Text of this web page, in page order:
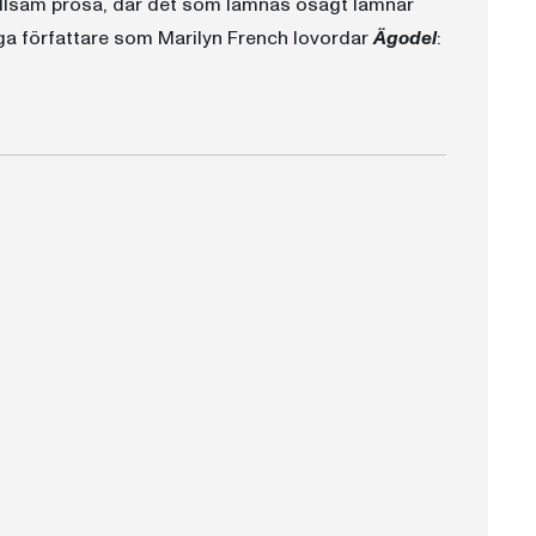
författare som Marilyn French lovordarÄgodel: